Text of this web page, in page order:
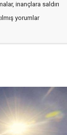
inançlara saldırı
yorumlar